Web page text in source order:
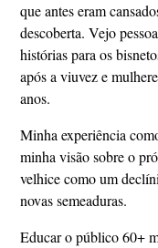
que antes eram
descoberta. Vejo
histórias para os
após a viuvez e
anos.
Minha experiência
minha visão sobre o
velhice como um
novas semeaduras.
Educar o público 60+